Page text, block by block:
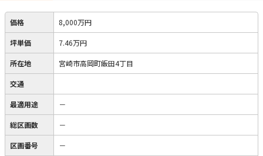
価格 8,000万円
坪単価 7.46万円
所在地 宮崎市高岡町飯田4丁目
交通
最適用途 －
総区画数 －
区画番号 －